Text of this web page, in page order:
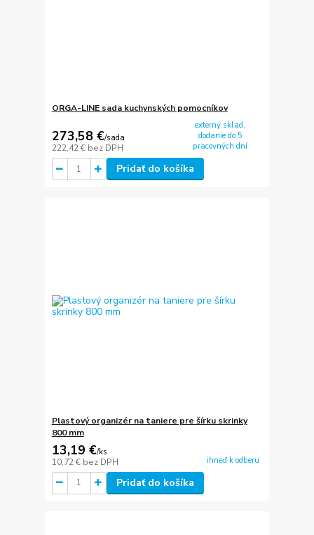
ORGA-LINE sada kuchynských pomocníkov
273,58 €/sada
222,42 € bez DPH
externý sklad,
dodanie do 5
pracovných dní
Pridať do košíka
Plastový organizér na taniere pre šírku skrinky
800 mm
13,19 €/ks
10,72 € bez DPH ihneď k odberu
Pridať do košíka